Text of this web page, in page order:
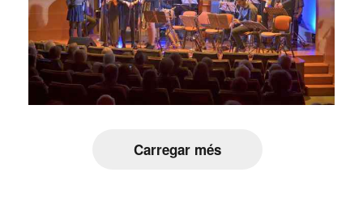
Carregar més